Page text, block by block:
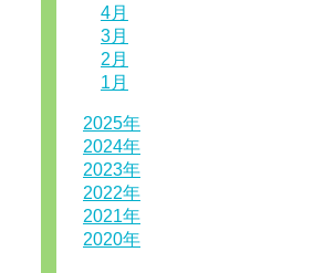
4月
3月
2月
1月
2025年
2024年
2023年
2022年
2021年
2020年